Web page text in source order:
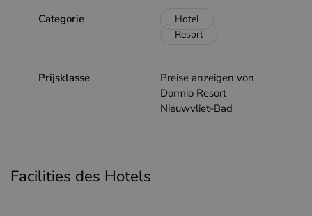
Categorie
Hotel
Resort
Prijsklasse
Preise anzeigen von
Dormio Resort
Nieuwvliet-Bad
Facilities des Hotels